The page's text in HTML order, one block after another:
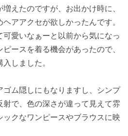
増えたのですが、お出かけ時に、
アアクセが欲しかったんです。
愛いなぁーと以前から気になっ
ースを着る機会があったので、
しました。
ム隠しにもなりますし、シンプ
射で、色の深さが違って見えて雰
クなワンピースやブラウスに映